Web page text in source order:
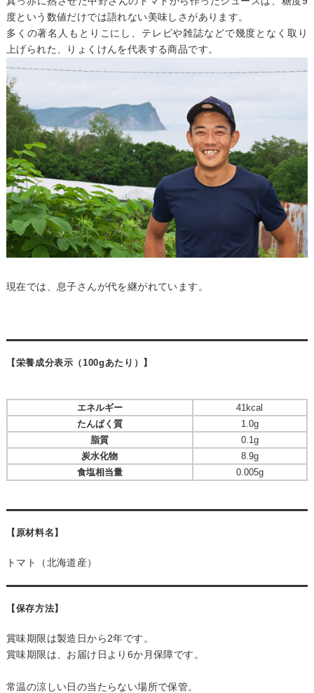
度という数値だけでは語れない美味しさがあります。
多くの著名人もとりこにし、テレビや雑誌などで幾度となく取り
上げられた、りょくけんを代表する商品です。
現在では、息子さんが代を継がれています。
【栄養成分表示（100gあたり）】
エネルギー
41kcal
たんぱく質
1.0g
脂質
0.1g
炭水化物
8.9g
食塩相当量
0.005g
【原材料名】
トマト（北海道産）
【保存方法】
賞味期限は製造日から2年です。
賞味期限は、お届け日より6か月保障です。
常温の涼しい日の当たらない場所で保管。